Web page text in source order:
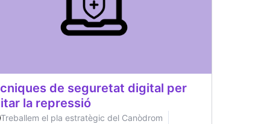
de seguretat digital per
la repressió
Treballem el pla estratègic del Canòdrom